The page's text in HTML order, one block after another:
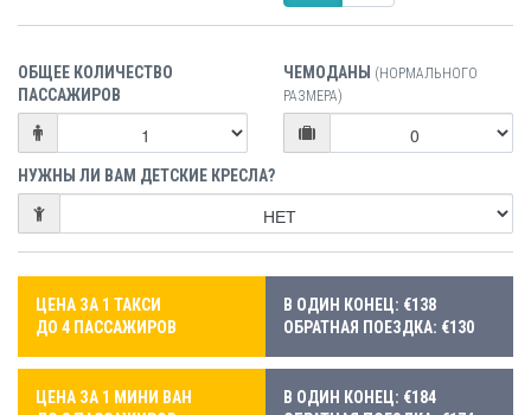
ОБЩЕЕ КОЛИЧЕСТВО
ПАССАЖИРОВ
ЧЕМОДАНЫ (НОРМАЛЬНОГО
РАЗМЕРА)
НУЖНЫ ЛИ ВАМ ДЕТСКИЕ КРЕСЛА?
ЦЕНА ЗА 1 ТАКСИ
ДО 4 ПАССАЖИРОВ
В ОДИН КОНЕЦ: €138
ОБРАТНАЯ ПОЕЗДКА: €130
ЦЕНА ЗА 1 МИНИ ВАН
В ОДИН КОНЕЦ: €184